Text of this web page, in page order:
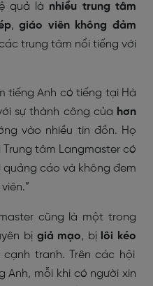
quả là nhiều trung tâm
, giáo viên không đảm
trung tâm nổi tiếng với
tiếng Anh có tiếng tại Hà
sự thành công của hơn
vào nhiều tin đồn. Họ
tâm Langmaster có
cáo và không đem
cũng là một trong
bị giả mạo, bị lôi kéo
tranh. Trên các hội
Anh, mỗi khi có người xin